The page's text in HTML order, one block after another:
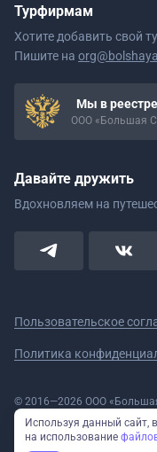
Турфирмам
Хотите добавить свой
Пишите на
Мы в
ООО «Большая
Давайте дружить
Вдохновляем на
Пользовательское
Политика
© 2016—2026 ООО
5908078160/590801001
Номер в реестре
11.10.2018)
Используя данный сайт,
на использование